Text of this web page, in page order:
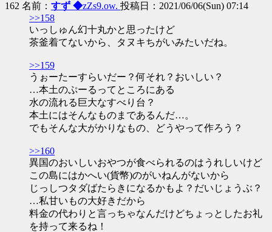
162 名前： すず ◆zZs9.ow. 投稿日：2021/06/06(Sun) 07:14
>>158
いっしゅん幻十丸かと思ったけど
茶釜着てないから、タヌキちがいみたいだね。
>>159
うぉーたーすらいだー？何それ？おいしい？
…本土のぷーるってところにある
水の流れる巨大なすべり台？
本土にはそんなものまであるんだ…。
でもそんな大がかりなもの、どうやって作ろう？
>>160
異国のおいしいおやつが食べられるのはうれしいけど
この島にはかへい(貨幣)のがいねんがないから
じっしつタダばたらきになるかもよ？だいじょうぶ？
…私甘いもの大好きだから
料金の代わりと言っちゃなんだけどちょっとしたお礼
を持って来るね！